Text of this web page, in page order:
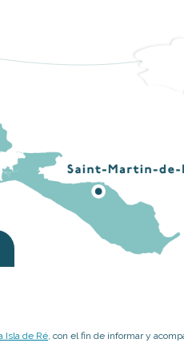
Isla de Ré, con el fin de informar y